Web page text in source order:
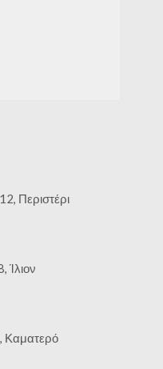
Περιστέρι
Ίλιον
Καματερό